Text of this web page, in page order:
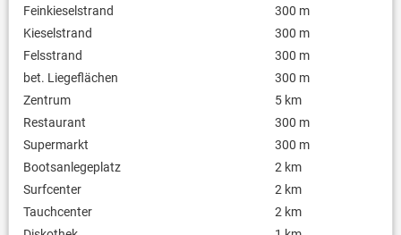
Feinkieselstrand
300 m
Kieselstrand
300 m
Felsstrand
300 m
bet. Liegeflächen
300 m
Zentrum
5 km
Restaurant
300 m
Supermarkt
300 m
Bootsanlegeplatz
2 km
Surfcenter
2 km
Tauchcenter
2 km